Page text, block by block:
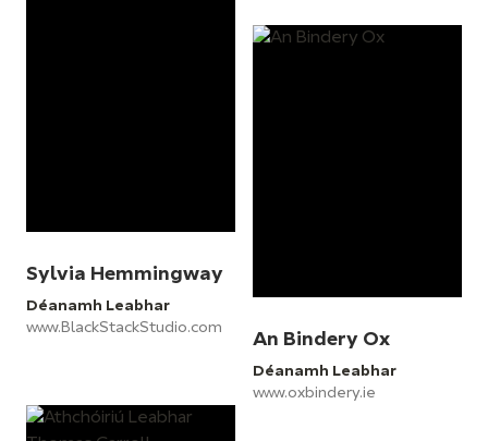
Sylvia Hemmingway
Déanamh Leabhar
www.BlackStackStudio.com
An Bindery Ox
Déanamh Leabhar
www.oxbindery.ie